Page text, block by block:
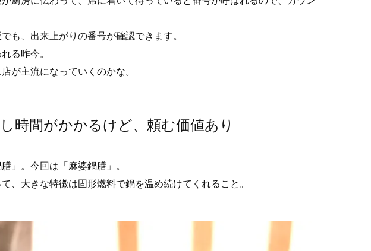
も、出来上がりの番号が確認できます。
る昨今。
が主流になっていくのかな。
し時間がかかるけど、頼む価値あり
」。今回は「麻婆鍋膳」。
、大きな特徴は固形燃料で鍋を温め続けてくれること。